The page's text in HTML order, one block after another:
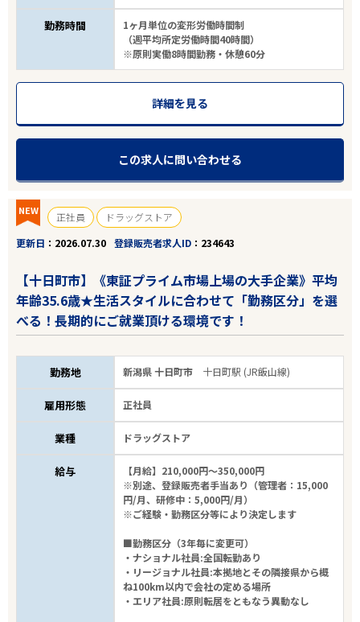
勤務時間
1ヶ月単位の変形労働時間制
（週平均所定労働時間40時間）
※原則実働8時間勤務・休憩60分
詳細を見る
この求人に問い合わせる
NEW 正社員
ドラッグストア
更新日
2026.07.30 登録販売者求人ID 234643
【十日町市】《東証プライム市場上場の大手企業》平均
年齢35.6歳★生活スタイルに合わせて「勤務区分」を選
べる！長期的にご就業頂ける環境です！
勤務地 新潟県 十日町市 十日町駅 (JR飯山線)
雇用形態 正社員
業種 ドラッグストア
給与
【月給】210,000円～350,000円
※別途、登録販売者手当あり（管理者：15,000
円/月、研修中：5,000円/月）
※ご経験・勤務区分等により決定します
■勤務区分（3年毎に変更可）
・ナショナル社員:全国転勤あり
・リージョナル社員:本拠地とその隣接県から概
ね100km以内で会社の定める場所
・エリア社員:原則転居をともなう異動なし